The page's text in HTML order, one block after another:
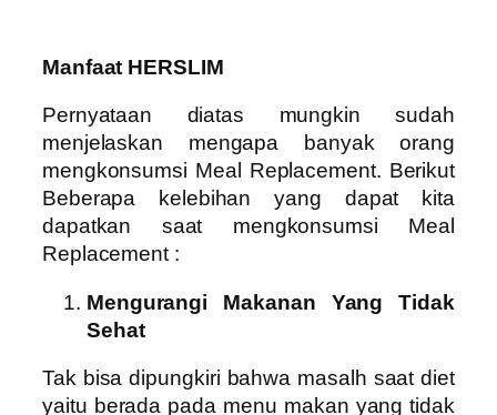
Manfaat HERSLIM
Pernyataan diatas mungkin sudah
menjelaskan mengapa banyak orang
mengkonsumsi Meal Replacement. Berikut
Beberapa kelebihan yang dapat kita
dapatkan saat mengkonsumsi Meal
Replacement :
Mengurangi Makanan Yang Tidak
Sehat
Tak bisa dipungkiri bahwa masalh saat diet
yaitu berada pada menu makan yang tidak